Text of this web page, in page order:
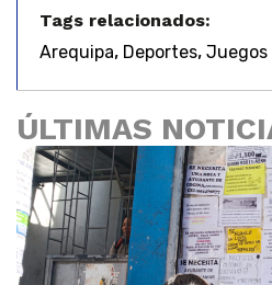
Tags relacionados:
Arequipa, Deportes, Juegos
ÚLTIMAS